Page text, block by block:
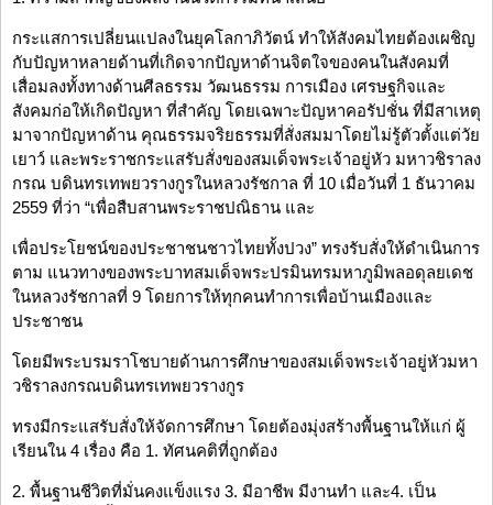
กระแสการเปลี่ยนแปลงในยุคโลกาภิวัตน์ ทำให้สังคมไทยต้องเผชิญ
กับปัญหาหลายด้านที่เกิดจากปัญหาด้านจิตใจของคนในสังคมที่
เสื่อมลงทั้งทางด้านศีลธรรม วัฒนธรรม การเมือง เศรษฐกิจและ
สังคมก่อให้เกิดปัญหา ที่สำคัญ โดยเฉพาะปัญหาคอรัปชั่น ที่มีสาเหตุ
มาจากปัญหาด้าน คุณธรรมจริยธรรมที่สั่งสมมาโดยไม่รู้ตัวตั้งแต่วัย
เยาว์ และพระราชกระแสรับสั่งของสมเด็จพระเจ้าอยู่หัว มหาวชิราลง
กรณ บดินทรเทพยวรางกูรในหลวงรัชกาล ที่ 10 เมื่อวันที่ 1 ธันวาคม
2559 ที่ว่า “เพื่อสืบสานพระราชปณิธาน และ
เพื่อประโยชน์ของประชาชนชาวไทยทั้งปวง” ทรงรับสั่งให้ดำเนินการ
ตาม แนวทางของพระบาทสมเด็จพระปรมินทรมหาภูมิพลอดุลยเดช
ในหลวงรัชกาลที่ 9 โดยการให้ทุกคนทำการเพื่อบ้านเมืองและ
ประชาชน
โดยมีพระบรมราโชบายด้านการศึกษาของสมเด็จพระเจ้าอยู่หัวมหา
วชิราลงกรณบดินทรเทพยวรางกูร
ทรงมีกระแสรับสั่งให้จัดการศึกษา โดยต้องมุ่งสร้างพื้นฐานให้แก่ ผู้
เรียนใน 4 เรื่อง คือ 1. ทัศนคติที่ถูกต้อง
2. พื้นฐานชีวิตที่มั่นคงแข็งแรง 3. มีอาชีพ มีงานทำ และ4. เป็น